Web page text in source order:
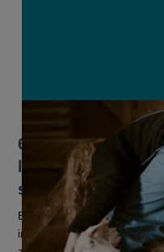
62 procent van
landbouwers
specifiek omdat
Bijna twee op de drie
in de landbouwsector